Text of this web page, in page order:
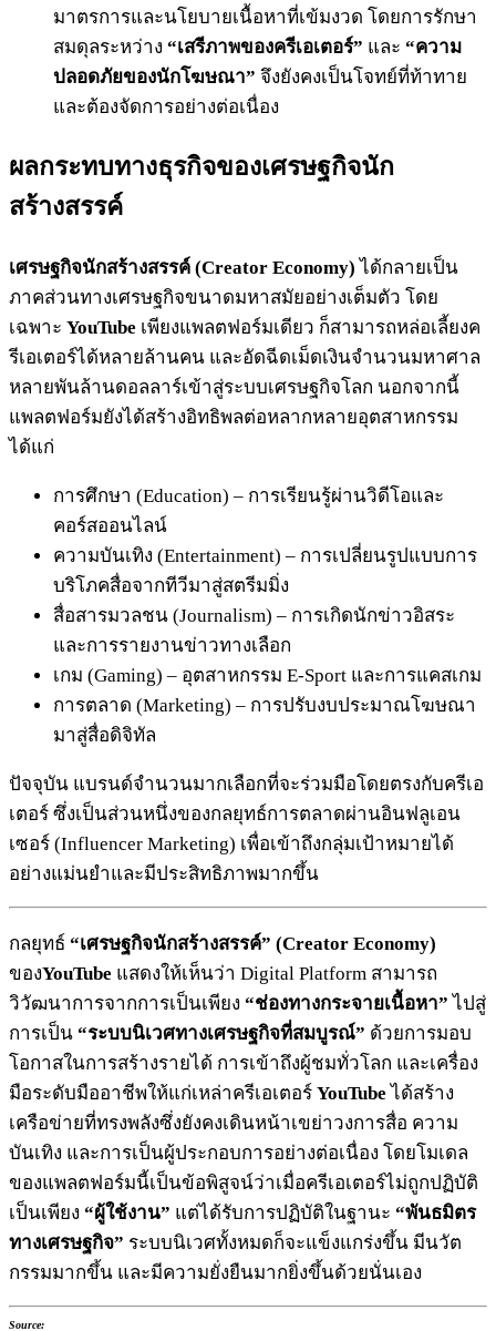
มาตรการและนโยบายเนื้อหาที่เข้มงวด โดยการรักษา
สมดุลระหว่าง “เสรีภาพของครีเอเตอร์” และ “ความ
ปลอดภัยของนักโฆษณา” จึงยังคงเป็นโจทย์ที่ท้าทาย
และต้องจัดการอย่างต่อเนื่อง
ผลกระทบทางธุรกิจของเศรษฐกิจนัก
สร้างสรรค์
เศรษฐกิจนักสร้างสรรค์ (Creator Economy)ได้กลายเป็น
ภาคส่วนทางเศรษฐกิจขนาดมหาสมัยอย่างเต็มตัว โดย
เฉพาะ YouTube เพียงแพลตฟอร์มเดียว ก็สามารถหล่อเลี้ยงค
รีเอเตอร์ได้หลายล้านคน และอัดฉีดเม็ดเงินจำนวนมหาศาล
หลายพันล้านดอลลาร์เข้าสู่ระบบเศรษฐกิจโลก นอกจากนี้
แพลตฟอร์มยังได้สร้างอิทธิพลต่อหลากหลายอุตสาหกรรม
ได้แก่
การศึกษา (Education) – การเรียนรู้ผ่านวิดีโอและ
คอร์สออนไลน์
ความบันเทิง (Entertainment) – การเปลี่ยนรูปแบบการ
บริโภคสื่อจากทีวีมาสู่สตรีมมิ่ง
สื่อสารมวลชน (Journalism) – การเกิดนักข่าวอิสระ
และการรายงานข่าวทางเลือก
เกม (Gaming) – อุตสาหกรรม E-Sport และการแคสเกม
การตลาด (Marketing) – การปรับงบประมาณโฆษณา
มาสู่สื่อดิจิทัล
ปัจจุบัน แบรนด์จำนวนมากเลือกที่จะร่วมมือโดยตรงกับครีเอ
เตอร์ ซึ่งเป็นส่วนหนึ่งของกลยุทธ์การตลาดผ่านอินฟลูเอน
เซอร์ (Influencer Marketing) เพื่อเข้าถึงกลุ่มเป้าหมายได้
อย่างแม่นยำและมีประสิทธิภาพมากขึ้น
กลยุทธ์ “เศรษฐกิจนักสร้างสรรค์” (Creator Economy)
ของYouTube แสดงให้เห็นว่า Digital Platform สามารถ
วิวัฒนาการจากการเป็นเพียง “ช่องทางกระจายเนื้อหา” ไปสู่
การเป็น “ระบบนิเวศทางเศรษฐกิจที่สมบูรณ์” ด้วยการมอบ
โอกาสในการสร้างรายได้ การเข้าถึงผู้ชมทั่วโลก และเครื่อง
มือระดับมืออาชีพให้แก่เหล่าครีเอเตอร์ YouTube ได้สร้าง
เครือข่ายที่ทรงพลังซึ่งยังคงเดินหน้าเขย่าวงการสื่อ ความ
บันเทิง และการเป็นผู้ประกอบการอย่างต่อเนื่อง โดยโมเดล
ของแพลตฟอร์มนี้เป็นข้อพิสูจน์ว่าเมื่อครีเอเตอร์ไม่ถูกปฏิบัติ
เป็นเพียง “ผู้ใช้งาน” แต่ได้รับการปฏิบัติในฐานะ “พันธมิตร
ทางเศรษฐกิจ” ระบบนิเวศทั้งหมดก็จะแข็งแกร่งขึ้น มีนวัต
กรรมมากขึ้น และมีความยั่งยืนมากยิ่งขึ้นด้วยนั่นเอง
Source: